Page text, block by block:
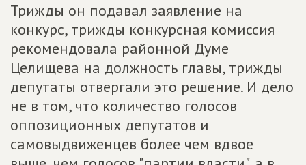
Трижды он подавал заявление на
конкурс, трижды конкурсная комиссия
рекомендовала районной Думе
Целищева на должность главы, трижды
депутаты отвергали это решение. И дело
не в том, что количество голосов
оппозиционных депутатов и
самовыдвиженцев более чем вдвое